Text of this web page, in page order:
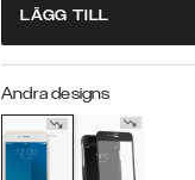
LÄGG TILL
Andra designs